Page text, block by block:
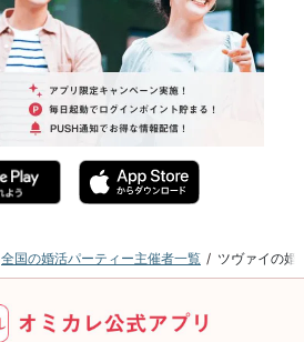
全国の婚活パーティー主催者一覧 ツヴァイの婚